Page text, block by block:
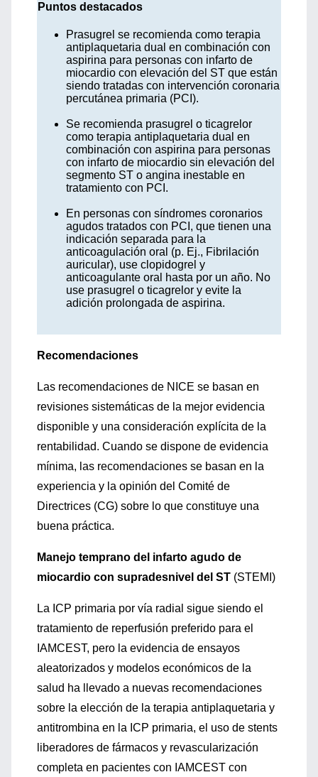
Puntos destacados
Prasugrel se recomienda como terapia
antiplaquetaria dual en combinación con
aspirina para personas con infarto de
miocardio con elevación del ST que están
siendo tratadas con intervención coronaria
percutánea primaria (PCI).
Se recomienda prasugrel o ticagrelor
como terapia antiplaquetaria dual en
combinación con aspirina para personas
con infarto de miocardio sin elevación del
segmento ST o angina inestable en
tratamiento con PCI.
En personas con síndromes coronarios
agudos tratados con PCI, que tienen una
indicación separada para la
anticoagulación oral (p. Ej., Fibrilación
auricular), use clopidogrel y
anticoagulante oral hasta por un año. No
use prasugrel o ticagrelor y evite la
adición prolongada de aspirina.
Recomendaciones
Las recomendaciones de NICE se basan en
revisiones sistemáticas de la mejor evidencia
disponible y una consideración explícita de la
rentabilidad. Cuando se dispone de evidencia
mínima, las recomendaciones se basan en la
experiencia y la opinión del Comité de
Directrices (CG) sobre lo que constituye una
buena práctica.
Manejo temprano del infarto agudo de
miocardio con supradesnivel del ST (STEMI)
La ICP primaria por vía radial sigue siendo el
tratamiento de reperfusión preferido para el
IAMCEST, pero la evidencia de ensayos
aleatorizados y modelos económicos de la
salud ha llevado a nuevas recomendaciones
sobre la elección de la terapia antiplaquetaria y
antitrombina en la ICP primaria, el uso de stents
liberadores de fármacos y revascularización
completa en pacientes con IAMCEST con